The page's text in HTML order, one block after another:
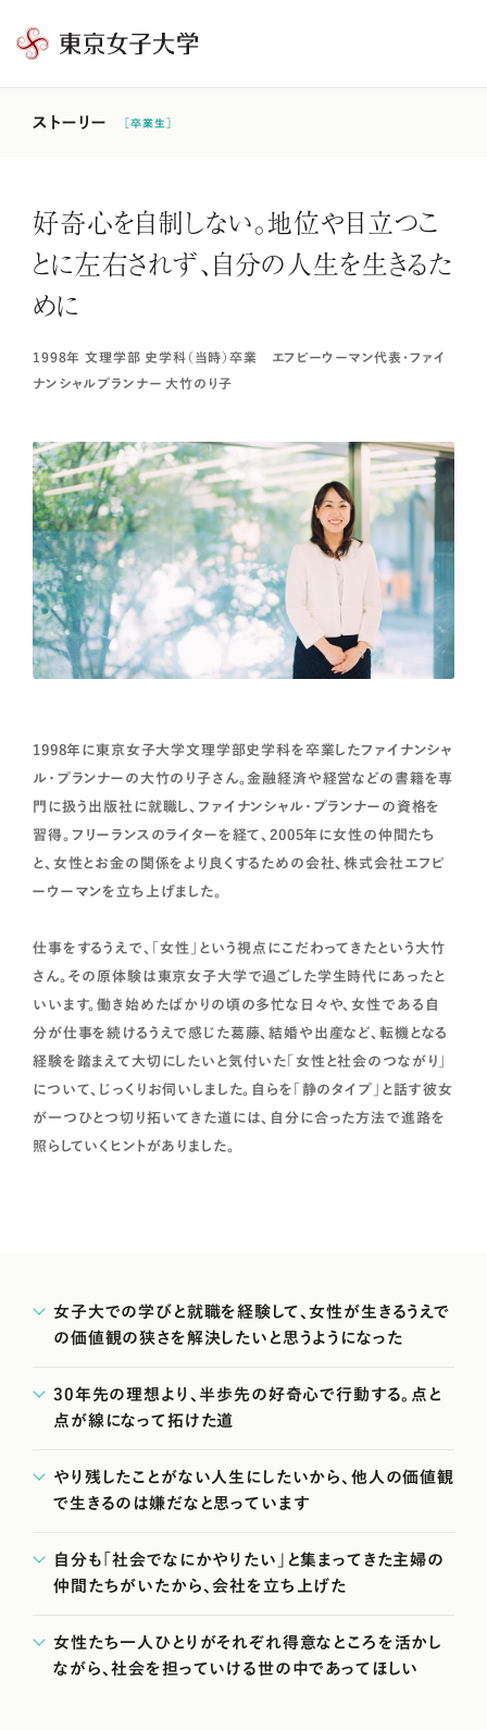
東
ストーリー ［卒業生］
好奇心を自制しない。地位や目立つこ
とに左右されず、自分の人生を生きるた
めに
1998年 文理学部 史学科（当時）卒業 エフピーウーマン代表・ファイ
ナンシャルプランナー 大竹のり子
1998年に東京女子大学文理学部史学科を卒業したファイナンシャ
ル・プランナーの大竹のり子さん。金融経済や経営などの書籍を専
門に扱う出版社に就職し、ファイナンシャル・プランナーの資格を
習得。フリーランスのライターを経て、2005年に女性の仲間たち
と、女性とお金の関係をより良くするための会社、株式会社エフピ
ーウーマンを立ち上げました。
仕事をするうえで、「女性」という視点にこだわってきたという大竹
さん。その原体験は東京女子大学で過ごした学生時代にあったと
いいます。働き始めたばかりの頃の多忙な日々や、女性である自
分が仕事を続けるうえで感じた葛藤、結婚や出産など、転機となる
経験を踏まえて大切にしたいと気付いた「女性と社会のつながり」
について、じっくりお伺いしました。自らを「静のタイプ」と話す彼女
が一つひとつ切り拓いてきた道には、自分に合った方法で進路を
照らしていくヒントがありました。
女子大での学びと就職を経験して、女性が生きるうえで
の価値観の狭さを解決したいと思うようになった
30年先の理想より、半歩先の好奇心で行動する。点と
点が線になって拓けた道
やり残したことがない人生にしたいから、他人の価値観
で生きるのは嫌だなと思っています
自分も「社会でなにかやりたい」と集まってきた主婦の
仲間たちがいたから、会社を立ち上げた
女性たち一人ひとりがそれぞれ得意なところを活かし
ながら、社会を担っていける世の中であってほしい